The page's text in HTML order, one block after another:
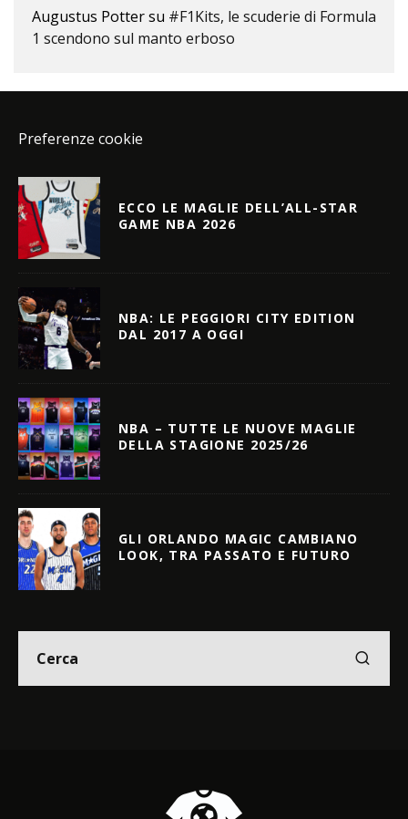
Augustus Pottersu #F1Kits, le scuderie di Formula
1 scendono sul manto erboso
Preferenze cookie
ECCO LE MAGLIE DELL’ALL-STAR
GAME NBA 2026
NBA: LE PEGGIORI CITY EDITION
DAL 2017 A OGGI
NBA – TUTTE LE NUOVE MAGLIE
DELLA STAGIONE 2025/26
GLI ORLANDO MAGIC CAMBIANO
LOOK, TRA PASSATO E FUTURO